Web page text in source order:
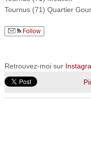
Tournus (71) Quartier
Follow
Retrouvez-moi sur